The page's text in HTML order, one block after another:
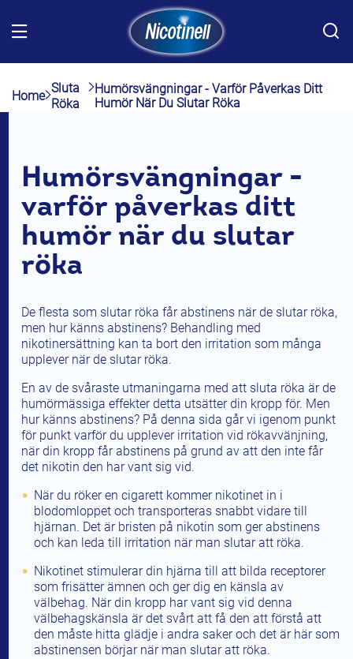
Produkter
Var kan jag köpa
Search
Home
Sluta
Röka
Humörsvängningar - Varför Påverkas Ditt
Humör När Du Slutar Röka
Humörsvängningar -
varför påverkas ditt
humör när du slutar
röka
De flesta som slutar röka får abstinens när de slutar röka,
men hur känns abstinens? Behandling med
nikotinersättning kan ta bort den irritation som många
upplever när de slutar röka.
En av de svåraste utmaningarna med att sluta röka är de
humörmässiga effekter detta utsätter din kropp för. Men
hur känns abstinens? På denna sida går vi igenom punkt
för punkt varför du upplever irritation vid rökavvänjning,
när din kropp får abstinens på grund av att den inte får
det nikotin den har vant sig vid.
När du röker en cigarett kommer nikotinet in i
blodomloppet och transporteras snabbt vidare till
hjärnan. Det är bristen på nikotin som ger abstinens
och kan leda till irritation när man slutar att röka.
Nikotinet stimulerar din hjärna till att bilda receptorer
som frisätter ämnen och ger dig en känsla av
välbehag. När din kropp har vant sig vid denna
välbehagskänsla är det svårt att få den att förstå att
den måste hitta glädje i andra saker och det är här som
abstinensen börjar när man slutar att röka.